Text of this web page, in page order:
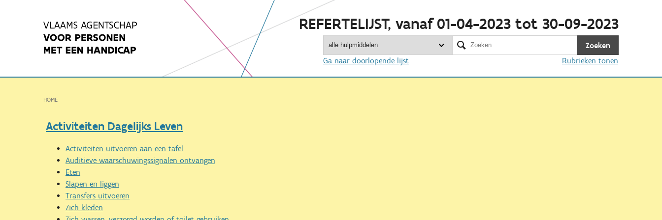
REFERTELIJST, vanaf 01-04-2023 tot 30-09-2023
Zoeken
Ga naar doorlopende lijst Rubrieken tonen
HOME
Activiteiten Dagelijks Leven
Activiteiten uitvoeren aan een tafel
Auditieve waarschuwingssignalen ontvangen
Eten
Slapen en liggen
Transfers uitvoeren
Zich kleden